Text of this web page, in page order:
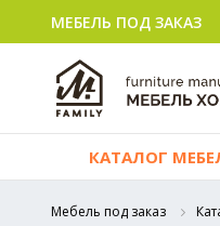
МЕБЕЛЬ ПОД ЗАКАЗ
КАТАЛОГ
Мебель под заказ